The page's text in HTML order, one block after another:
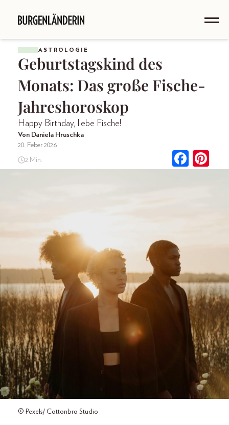
ASTROLOGIE
Geburtstagskind des
Monats: Das große Fische-
Jahreshoroskop
Happy Birthday, liebe Fische!
Von Daniela Hruschka
20. Feber 2026
2 Min.
© Pexels/ Cottonbro Studio